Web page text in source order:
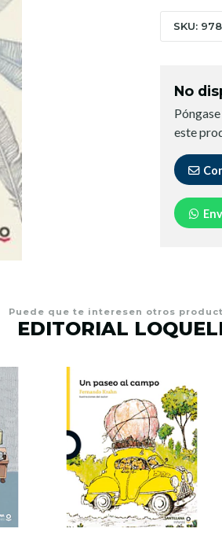
SKU:
No
este
Puede que te interesen otros
EDITORIAL